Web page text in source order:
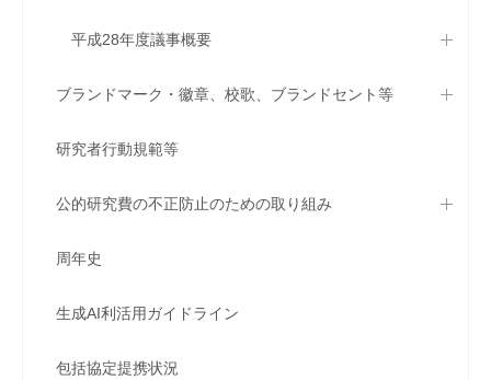
平成28年度議事概要
ブランドマーク・徽章、校歌、ブランドセント等
研究者行動規範等
公的研究費の不正防止のための取り組み
周年史
生成AI利活用ガイドライン
包括協定提携状況